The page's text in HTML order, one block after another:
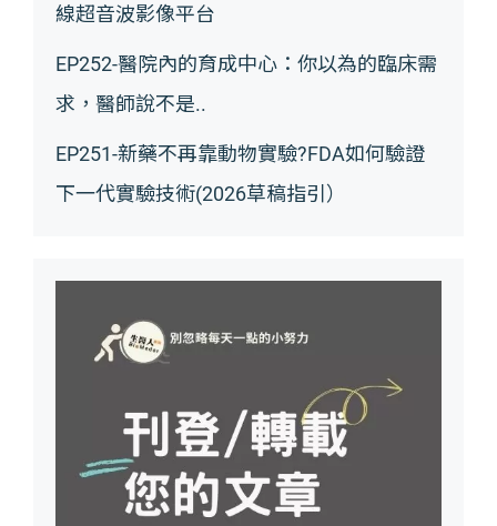
線超音波影像平台
EP252-醫院內的育成中心：你以為的臨床需
求，醫師說不是..
EP251-新藥不再靠動物實驗?FDA如何驗證
下一代實驗技術(2026草稿指引）